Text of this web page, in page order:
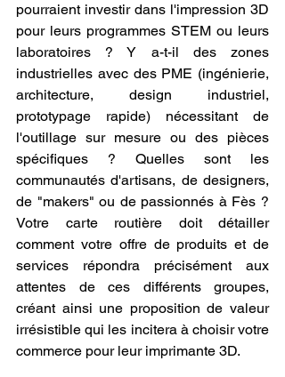
pourraient investir dans l'impression 3D
pour leurs programmes STEM ou leurs
laboratoires ? Y a-t-il des zones
industrielles avec des PME (ingénierie,
architecture, design industriel,
prototypage rapide) nécessitant de
l'outillage sur mesure ou des pièces
spécifiques ? Quelles sont les
communautés d'artisans, de designers,
de "makers" ou de passionnés à Fès ?
Votre carte routière doit détailler
comment votre offre de produits et de
services répondra précisément aux
attentes de ces différents groupes,
créant ainsi une proposition de valeur
irrésistible qui les incitera à choisir votre
commerce pour leur imprimante 3D.